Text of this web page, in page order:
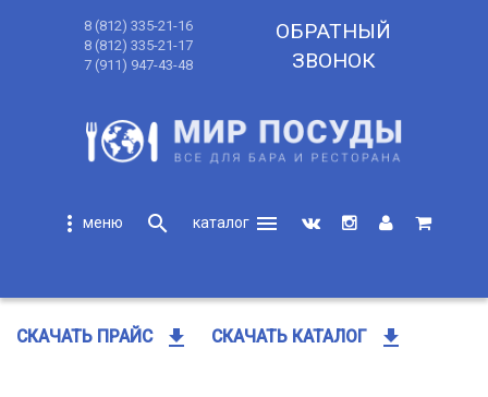
8 (812) 335-21-16
8 (812) 335-21-17
7 (911) 947-43-48
ОБРАТНЫЙ
ЗВОНОК
more_vert search
menu
СКАЧАТЬ ПРАЙС get_app СКАЧАТЬ КАТАЛОГ get_app